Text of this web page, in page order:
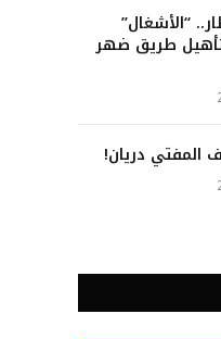
“الأشغال”
طريق ضهر
دريان!